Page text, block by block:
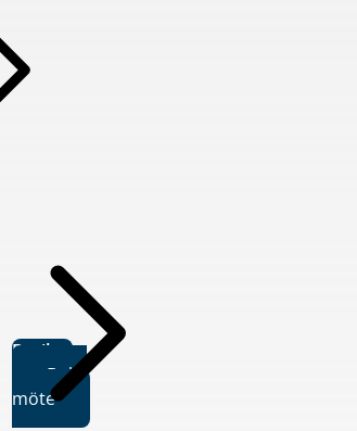
Butiker
Boka
möte